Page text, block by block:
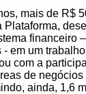
mais de R$
Plataforma,
financeiro
- em um
com a
de negócios
ainda, 1,6